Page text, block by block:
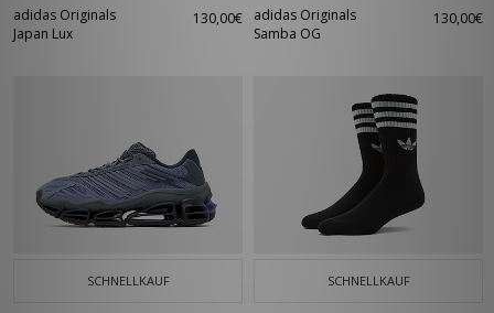
adidas Originals
Japan Lux
130,00€
adidas Originals
Samba OG
130,00€
SCHNELLKAUF SCHNELLKAUF